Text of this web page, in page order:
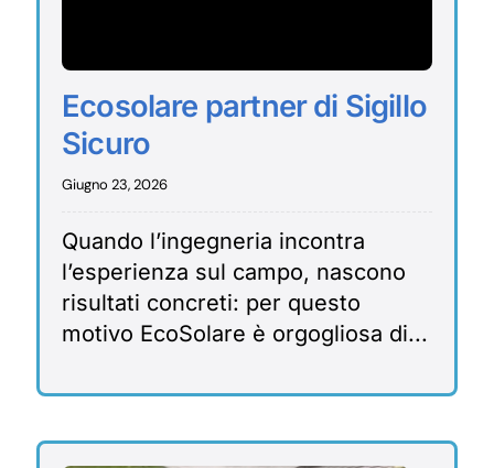
Ecosolare partner di Sigillo
Sicuro
Giugno 23, 2026
Quando l’ingegneria incontra
l’esperienza sul campo, nascono
risultati concreti: per questo
motivo EcoSolare è orgogliosa di...